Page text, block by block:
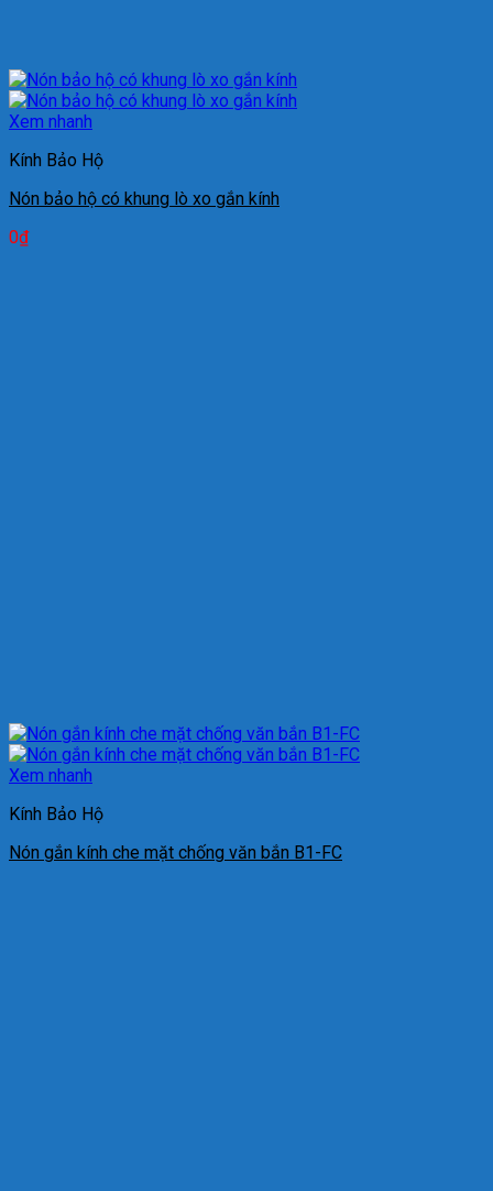
Xem nhanh
Kính Bảo Hộ
Nón bảo hộ có khung lò xo gắn kính
0₫
Xem nhanh
Kính Bảo Hộ
Nón gắn kính che mặt chống văn bắn B1-FC